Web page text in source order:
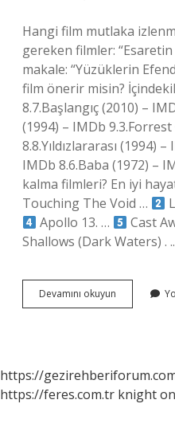
Hangi film mutlaka
gereken filmler:
makale: “Yüzüklerin
film önerir misin?
8.7.Başlangıç ​​(2010) –
(1994) – IMDb
8.8.Yıldızlararası (1994)
IMDb 8.6.Baba (1972) –
kalma filmleri? En iyi
Touching The Void …
Apollo 13. …
Cast
Shallows (Dark Waters) . ..
Devamını okuyun
Hangi
https://
https://feres.com.tr knight